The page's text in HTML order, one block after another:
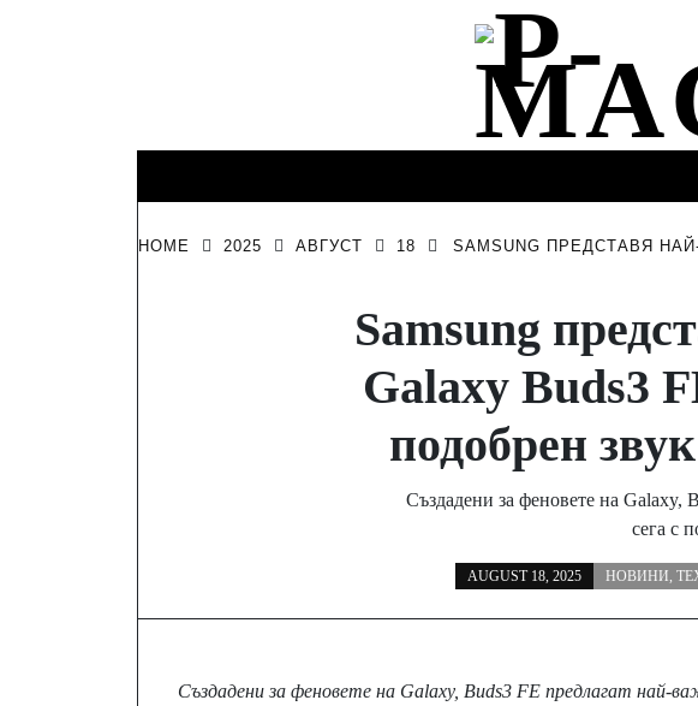
HOME 2025 АВГУСТ 18
SAMSUNG ПРЕДСТАВЯ
Samsung
Galaxy Buds3
подобрен
Създадени за феновете на Galaxy,
сега с
AUGUST 18, 2025 НОВИНИ,
Създадени за феновете на Galaxy, Buds3 FE предлагат най-